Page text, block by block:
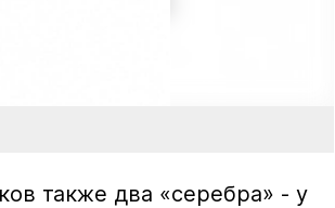
также два «серебра» - у